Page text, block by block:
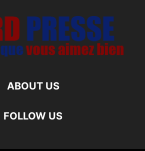
ABOUT US
FOLLOW US